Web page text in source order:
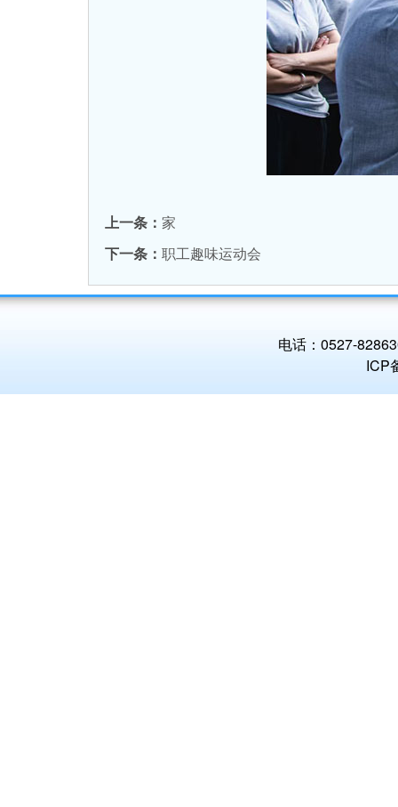
上一条： 家
下一条： 职工趣味运动会
电话：0527-
ICP